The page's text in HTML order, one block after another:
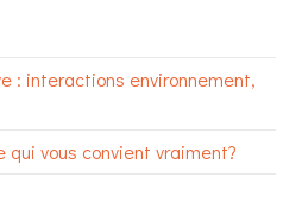
: interactions environnement,
vous convient vraiment?